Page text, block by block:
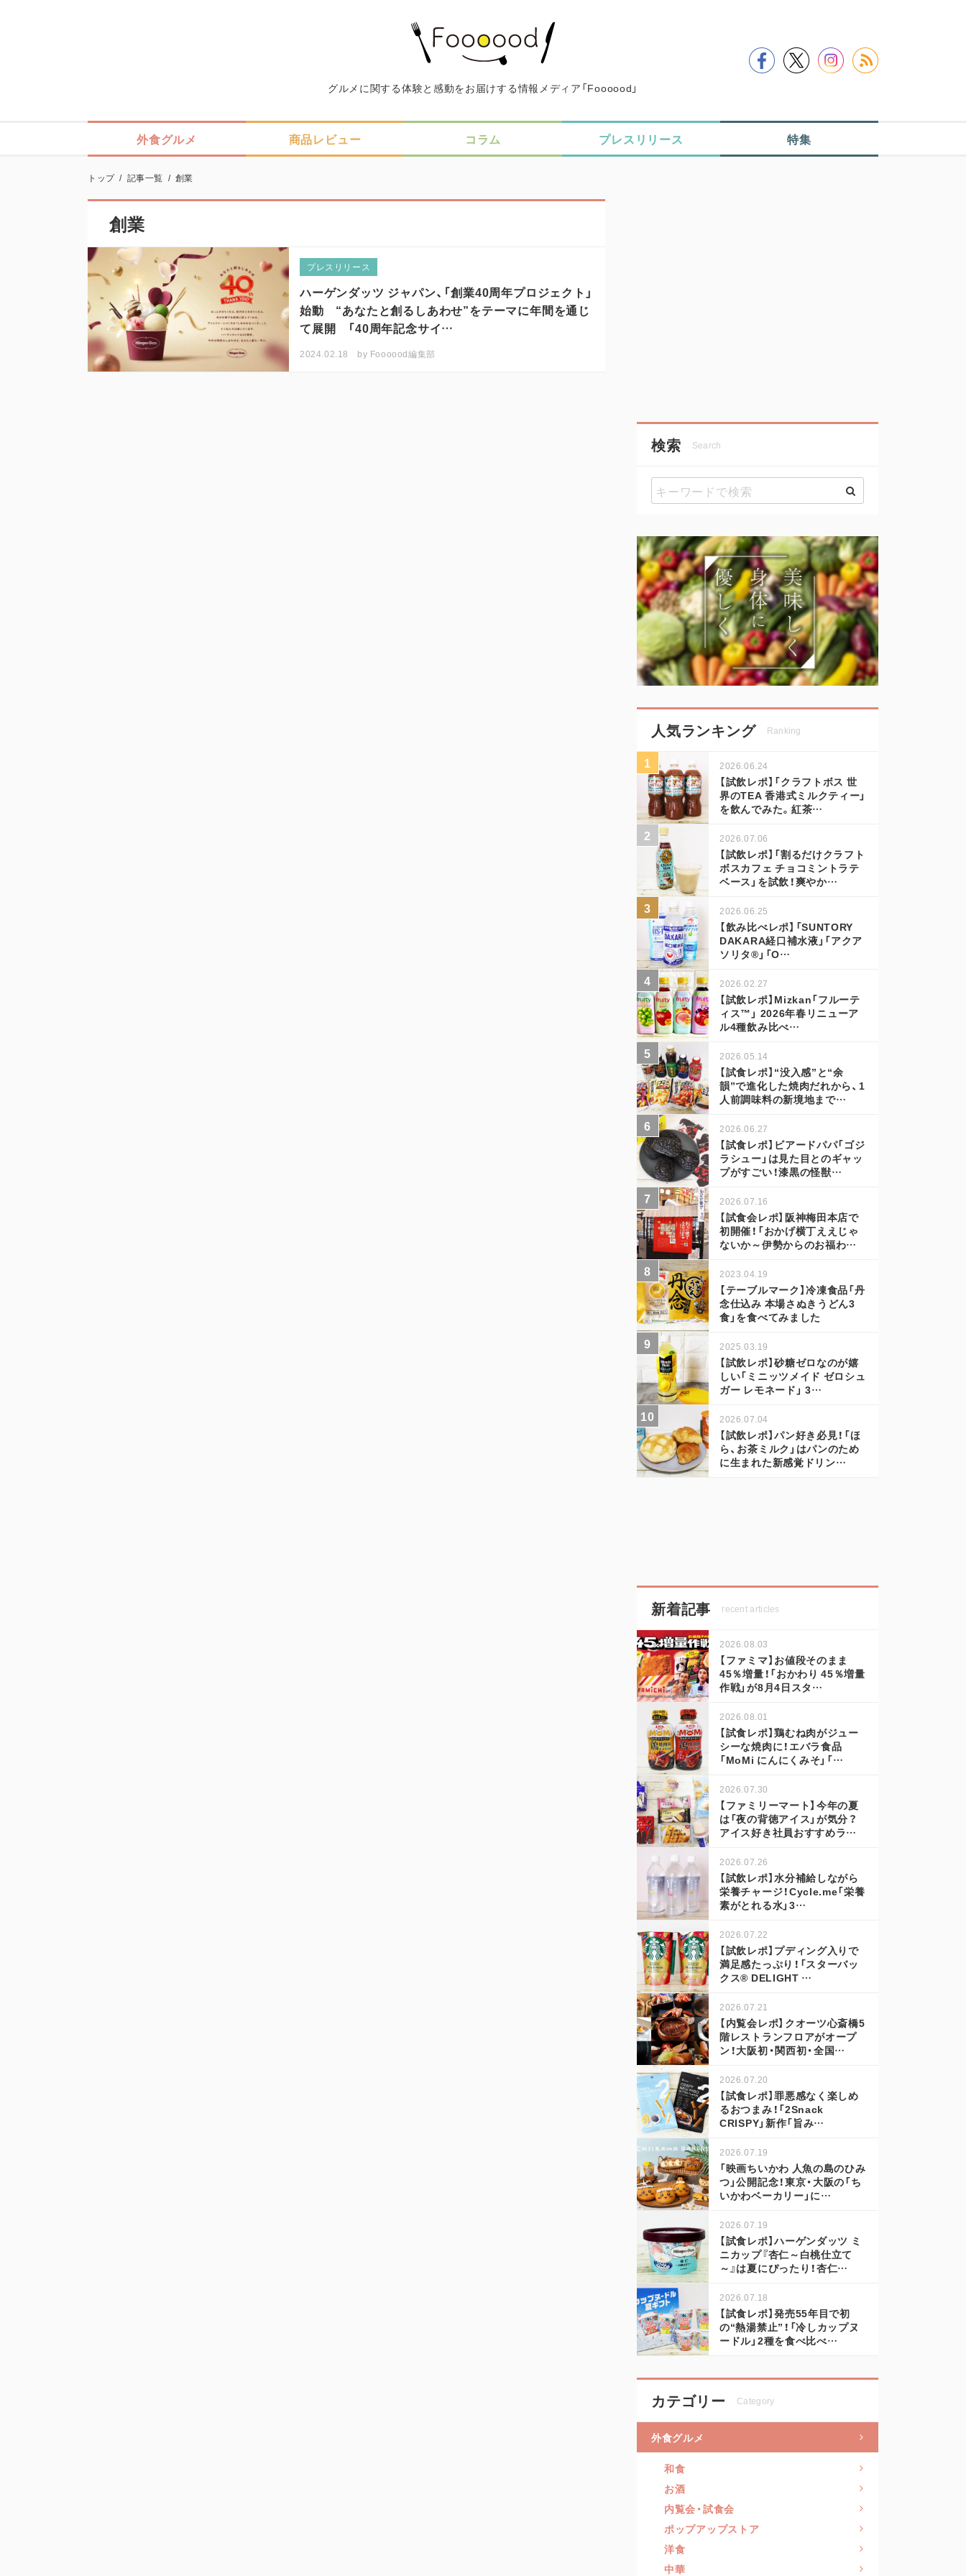
グルメに関する体験と感動をお届けする情報メディア「Foooood」
外食グルメ 商品レビュー コラム プレスリリース 特集
トップ / 記事一覧 / 創業
創業
プレスリリース
ハーゲンダッツ ジャパン、「創業40周年プロジェクト」
始動 “あなたと創るしあわせ”をテーマに年間を通じ
て展開 「40周年記念サイ…
2024.02.18 by Foooood編集部
検索 Search
人気ランキング Ranking
2026.06.24
【試飲レポ】「クラフトボス 世
界のTEA 香港式ミルクティー」
を飲んでみた。紅茶…
2026.07.06
【試飲レポ】「割るだけクラフト
ボスカフェ チョコミントラテ
ベース」を試飲！爽やか…
2026.06.25
【飲み比べレポ】「SUNTORY
DAKARA経口補水液」「アクア
ソリタ®」「O…
2026.02.27
【試飲レポ】Mizkan「フルーテ
ィス™」 2026年春リニューア
ル4種飲み比べ…
2026.05.14
【試食レポ】“没入感”と“余
韻”で進化した焼肉だれから、1
人前調味料の新境地まで…
2026.06.27
【試食レポ】ビアードパパ「ゴジ
ラシュー」は見た目とのギャッ
プがすごい！漆黒の怪獣…
2026.07.16
【試食会レポ】阪神梅田本店で
初開催！「おかげ横丁ええじゃ
ないか～伊勢からのお福わ…
2023.04.19
【テーブルマーク】冷凍食品「丹
念仕込み 本場さぬきうどん3
食」を食べてみました
2025.03.19
【試飲レポ】砂糖ゼロなのが嬉
しい「ミニッツメイド ゼロシュ
ガー レモネード」 3…
2026.07.04
【試飲レポ】パン好き必見！「ほ
ら、お茶ミルク」はパンのため
に生まれた新感覚ドリン…
新着記事 recent articles
2026.08.03
【ファミマ】お値段そのまま
45％増量！「おかわり 45％増量
作戦」が8月4日スタ…
2026.08.01
【試食レポ】鶏むね肉がジュー
シーな焼肉に！エバラ食品
「MoMi にんにくみそ」「…
2026.07.30
【ファミリーマート】今年の夏
は「夜の背徳アイス」が気分？
アイス好き社員おすすめラ…
2026.07.26
【試飲レポ】水分補給しながら
栄養チャージ！Cycle.me「栄養
素がとれる水」3…
2026.07.22
【試飲レポ】プディング入りで
満足感たっぷり！「スターバッ
クス® DELIGHT …
2026.07.21
【内覧会レポ】クオーツ心斎橋5
階レストランフロアがオープ
ン！大阪初・関西初・全国…
2026.07.20
【試食レポ】罪悪感なく楽しめ
るおつまみ！「2Snack
CRISPY」新作「旨み…
2026.07.19
「映画ちいかわ 人魚の島のひみ
つ」公開記念！東京・大阪の「ち
いかわベーカリー」に…
2026.07.19
【試食レポ】ハーゲンダッツ ミ
ニカップ『杏仁～白桃仕立て
～』は夏にぴったり！杏仁…
2026.07.18
【試食レポ】発売55年目で初
の“熱湯禁止”！「冷しカップヌ
ードル」2種を食べ比べ…
カテゴリー Category
外食グルメ
和食
お酒
内覧会・試食会
ポップアップストア
洋食
中華